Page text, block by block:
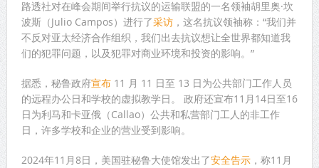
路透社对在峰会期间举行抗议的运输联盟的一名领袖胡里奥·坎
波斯（Julio Campos）进行了采访，这名抗议领袖称：“我们并
不反对亚太经济合作组织，我们出去抗议想让全世界都知道我
们的犯罪问题，以及犯罪对商业环境和投资的影响。”
据悉，秘鲁政府宣布11 月 11 日至 13 日为公共部门工作人员
的远程办公日和学校的虚拟教学日。 政府还宣布11月14日至16
日为利马和卡亚俄（Callao）公共和私营部门工人的非工作
日，许多学校和企业的营业受到影响。
2024年11月8日，美国驻秘鲁大使馆发出了安全告示，称11月